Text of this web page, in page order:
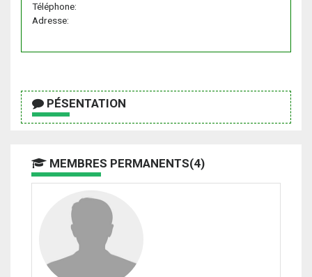
Téléphone:
Adresse:
PÉSENTATION
MEMBRES PERMANENTS(4)